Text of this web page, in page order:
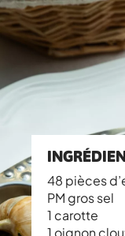
48 pièces
PM gros sel
1 carotte
1 oignon